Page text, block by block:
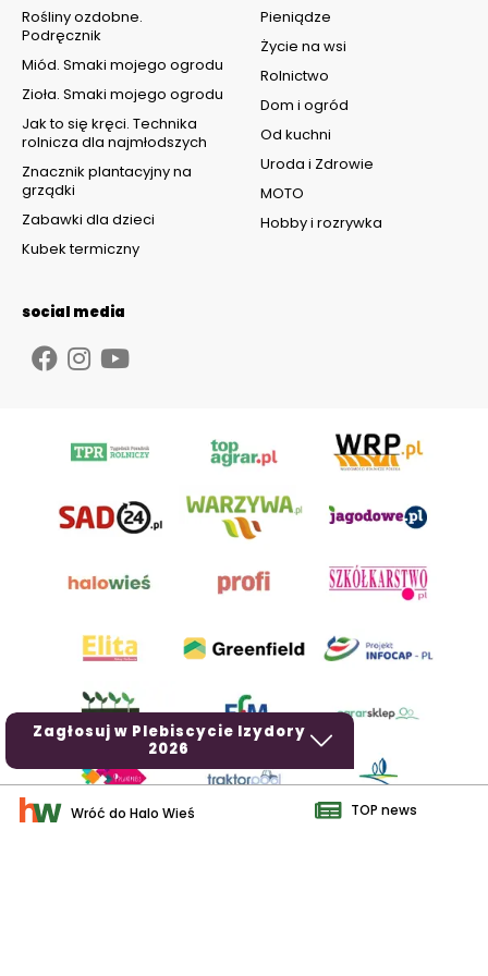
Zagłosuj w Plebiscycie Izydory
2026
Pieniądze
Życie na wsi
Rolnictwo
Dom i ogród
Od kuchni
Uroda i Zdrowie
MOTO
Hobby i rozrywka
Rośliny ozdobne.
Podręcznik
Miód. Smaki mojego ogrodu
Zioła. Smaki mojego ogrodu
Jak to się kręci. Technika
rolnicza dla najmłodszych
Znacznik plantacyjny na
grządki
Zabawki dla dzieci
Kubek termiczny
social media
Wróć do Halo Wieś TOP news